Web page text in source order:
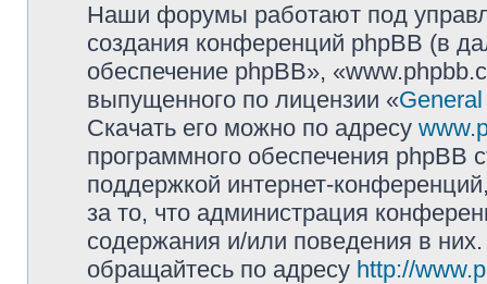
Наши форумы работают под
создания конференций phpBB (в
обеспечение phpBB»,
выпущенного по лицензии «
Скачать его можно по адресу
программного обеспечения phpBB
поддержкой интернет-
за то, что администрация
содержания и/или поведения в
обращайтесь по адресу http://